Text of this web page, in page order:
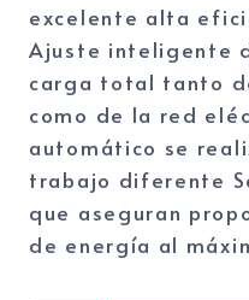
excelente alta
Ajuste inteligente
carga total tanto
como de la red
automático se
trabajo diferente
que aseguran
de energía al